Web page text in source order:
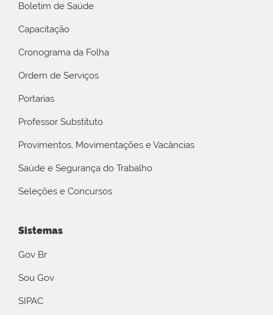
Boletim de Saúde
Capacitação
Cronograma da Folha
Ordem de Serviços
Portarias
Professor Substituto
Provimentos, Movimentações e Vacâncias
Saúde e Segurança do Trabalho
Seleções e Concursos
Sistemas
Gov Br
Sou Gov
SIPAC